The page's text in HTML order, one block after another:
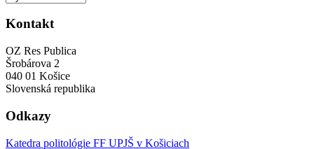
Kontakt
OZ Res Publica
Šrobárova 2
040 01 Košice
Slovenská republika
Odkazy
Katedra politológie FF UPJŠ v Košiciach